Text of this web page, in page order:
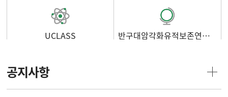
UCLASS 반구대암각화유적보존연구소
공지사항